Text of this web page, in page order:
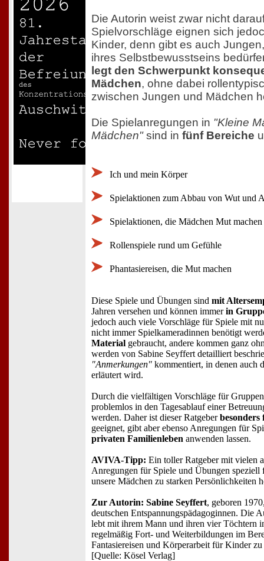
Die Autorin weist zwar nicht
Spielvorschläge eignen sich
Kinder, denn gibt es auch
ihres Selbstbewusstseins
legt den Schwerpunkt
Mädchen, ohne dabei
zwischen Jungen und Mädchen
Die Spielanregungen in "Kleine
Mädchen"sind in fünf Bereiche
Ich und mein Körper
Spielaktionen zum Abbau von Wut und
Spielaktionen, die Mädchen Mut machen
Rollenspiele rund um Gefühle
Phantasiereisen, die Mut machen
Diese Spiele und Übungen sind mit
Jahren versehen und können immerin
jedoch auch viele Vorschläge für Spiele mit
nicht immer Spielkameradinnen benötigt
Material gebraucht, andere kommen ganz
werden von Sabine Seyffert detailliert
"Anmerkungen" kommentiert, in denen auch
erläutert wird.
Durch die vielfältigen Vorschläge für
problemlos in den Tagesablauf einer
werden. Daher ist dieser Ratgeber
geeignet, gibt aber ebenso Anregungen für
privaten Familienleben anwenden lassen.
AVIVA-Tipp: Ein toller Ratgeber mit vielen
Anregungen für Spiele und Übungen speziell
unsere Mädchen zu starken Persönlichkeiten
Zur Autorin: Sabine Seyffert, geboren
deutschen Entspannungspädagoginnen. Die
lebt mit ihrem Mann und ihren vier Töchtern
regelmäßig Fort- und Weiterbildungen im
Fantasiereisen und Körperarbeit für Kinder zu
[Quelle: Kösel Verlag]